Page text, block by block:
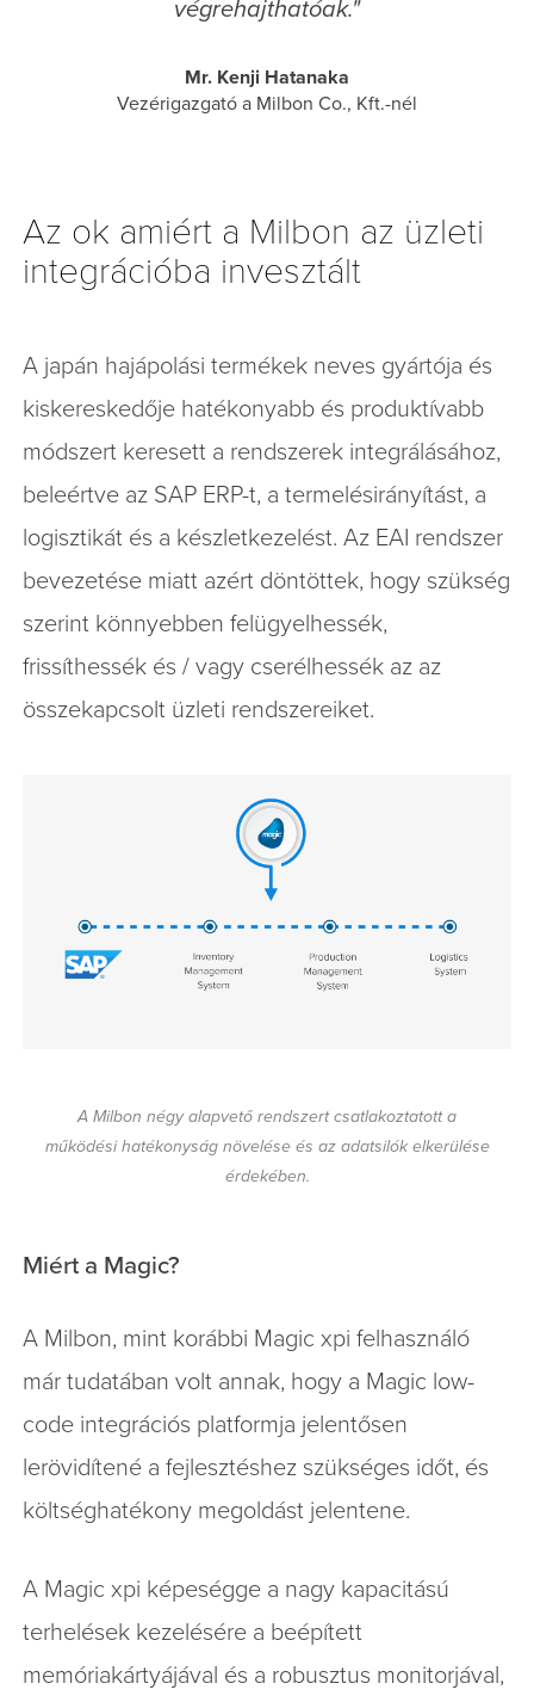
végrehajthatóak."
Mr. Kenji Hatanaka
Vezérigazgató a Milbon Co., Kft.-nél
Az ok amiért a Milbon az üzleti
integrációba invesztált
A japán hajápolási termékek neves gyártója és
kiskereskedője hatékonyabb és produktívabb
módszert keresett a rendszerek integrálásához,
beleértve az SAP ERP-t, a termelésirányítást, a
logisztikát és a készletkezelést. Az EAI rendszer
bevezetése miatt azért döntöttek, hogy szükség
szerint könnyebben felügyelhessék,
frissíthessék és / vagy cserélhessék az az
összekapcsolt üzleti rendszereiket.
A Milbon négy alapvető rendszert csatlakoztatott a
működési hatékonyság növelése és az adatsilók elkerülése
érdekében.
Miért a Magic?
A Milbon, mint korábbi Magic xpi felhasználó
már tudatában volt annak, hogy a Magic low-
code integrációs platformja jelentősen
lerövidítené a fejlesztéshez szükséges időt, és
költséghatékony megoldást jelentene.
A Magic xpi képeségge a nagy kapacitású
terhelések kezelésére a beépített
memóriakártyájával és a robusztus monitorjával,